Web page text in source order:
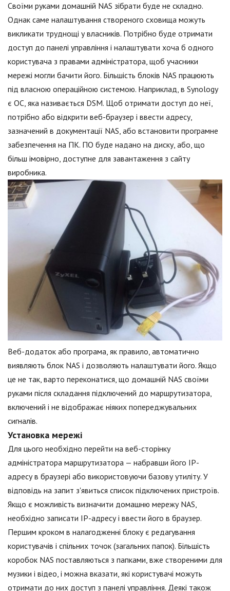
Своїми руками домашній NAS зібрати буде не складно.
Однак саме налаштування створеного сховища можуть
викликати труднощі у власників. Потрібно буде отримати
доступ до панелі управління і налаштувати хоча б одного
користувача з правами адміністратора, щоб учасники
мережі могли бачити його. Більшість блоків NAS працюють
під власною операційною системою. Наприклад, в Synology
є ОС, яка називається DSM. Щоб отримати доступ до неї,
потрібно або відкрити веб-браузер і ввести адресу,
зазначений в документації NAS, або встановити програмне
забезпечення на ПК. ПО буде надано на диску, або, що
більш імовірно, доступне для завантаження з сайту
виробника.
Веб-додаток або програма, як правило, автоматично
виявляють блок NAS і дозволяють налаштувати його. Якщо
це не так, варто переконатися, що домашній NAS своїми
руками після складання підключений до маршрутизатора,
включений і не відображає ніяких попереджувальних
сигналів.
Установка мережі
Для цього необхідно перейти на веб-сторінку
адміністратора маршрутизатора — набравши його IP-
адресу в браузері або використовуючи базову утиліту. У
відповідь на запит з'явиться список підключених пристроїв.
Якщо є можливість визначити домашню мережу NAS,
необхідно записати IP-адресу і ввести його в браузер.
Першим кроком в налагодженні блоку є редагування
користувачів і спільних точок (загальних папок). Більшість
коробок NAS поставляються з папками, вже створеними для
музики і відео, і можна вказати, які користувачі можуть
отримати до них доступ з панелі управління. Деякі також